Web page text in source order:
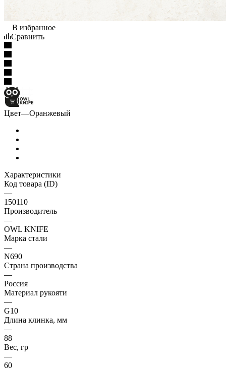
В избранное
Сравнить
Цвет—Оранжевый
Характеристики
Код товара (ID)
—
150110
Производитель
—
OWL KNIFE
Марка стали
—
N690
Страна производства
—
Россия
Материал рукояти
—
G10
Длина клинка, мм
—
88
Вес, гр
—
60